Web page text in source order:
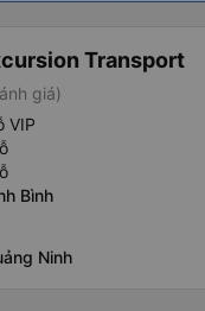
Transport
giá)
VIP
Bình
Ninh